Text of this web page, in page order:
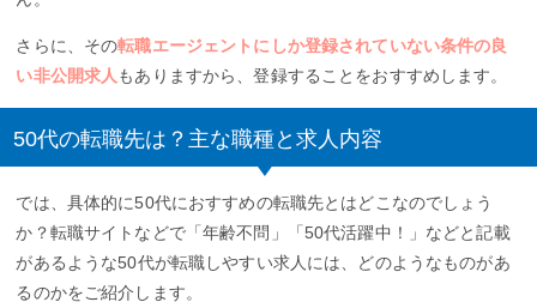
さらに、その転職エージェントにしか登録されていない条件の良
い非公開求人 もありますから、登録することをおすすめします。
50代の転職先は？主な職種と求人内容
では、具体的に50代におすすめの転職先とはどこなのでしょう
か？転職サイトなどで「年齢不問」「50代活躍中！」などと記載
があるような50代が転職しやすい求人には、どのようなものがあ
るのかをご紹介します。